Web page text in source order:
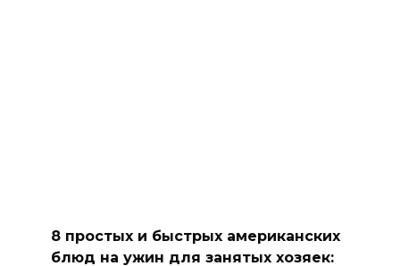
8 простых и быстрых американских
блюд на ужин для занятых хозяек: